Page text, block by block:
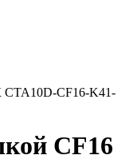
CTA10D-CF16-K41-
CF16